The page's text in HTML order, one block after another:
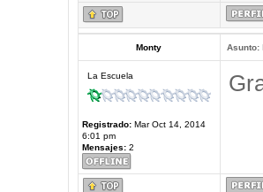
Monty Asunto:
La Escuela
Registrado:Mar Oct 14, 2014
6:01 pm
Mensajes:2